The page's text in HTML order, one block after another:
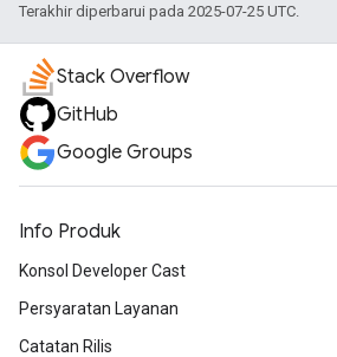
Terakhir diperbarui pada 2025-07-25 UTC.
Stack Overflow
GitHub
Google Groups
Info Produk
Konsol Developer Cast
Persyaratan Layanan
Catatan Rilis